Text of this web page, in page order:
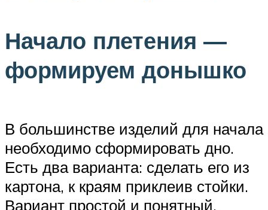
Начало плетения —
формируем донышко
В большинстве изделий для начала
необходимо сформировать дно.
Есть два варианта: сделать его из
картона, к краям приклеив стойки.
Вариант простой и понятный.